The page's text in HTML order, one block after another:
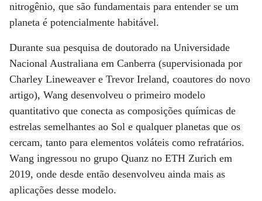
nitrogênio, que são fundamentais para entender se um
planeta é potencialmente habitável.
Durante sua pesquisa de doutorado na Universidade
Nacional Australiana em Canberra (supervisionada por
Charley Lineweaver e Trevor Ireland, coautores do novo
artigo), Wang desenvolveu o primeiro modelo
quantitativo que conecta as composições químicas de
estrelas semelhantes ao Sol e qualquer planetas que os
cercam, tanto para elementos voláteis como refratários.
Wang ingressou no grupo Quanz no ETH Zurich em
2019, onde desde então desenvolveu ainda mais as
aplicações desse modelo.